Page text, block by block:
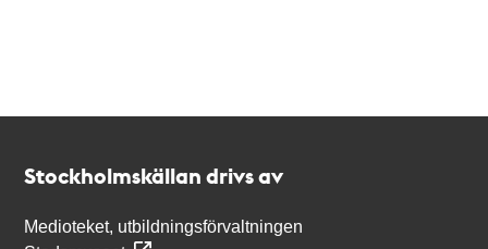
Stockholmskällan drivs av
Medioteket, utbildningsförvaltningen